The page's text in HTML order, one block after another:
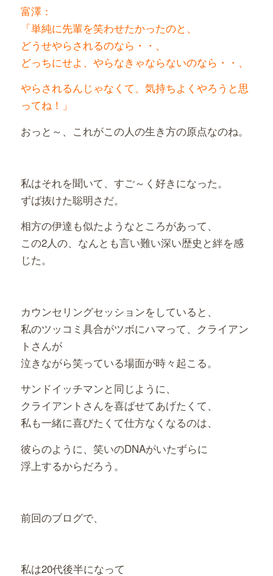
富澤：
「単純に先輩を笑わせたかったのと、
どうせやらされるのなら・・、
どっちにせよ、やらなきゃならないのなら・・、
やらされるんじゃなくて、気持ちよくやろうと思
ってね！」
おっと～、これがこの人の生き方の原点なのね。
私はそれを聞いて、すご～く好きになった。
ずば抜けた聡明さだ。
相方の伊達も似たようなところがあって、
この2人の、なんとも言い難い深い歴史と絆を感
じた。
カウンセリングセッションをしていると、
私のツッコミ具合がツボにハマって、クライアン
トさんが
泣きながら笑っている場面が時々起こる。
サンドイッチマンと同じように、
クライアントさんを喜ばせてあげたくて、
私も一緒に喜びたくて仕方なくなるのは、
彼らのように、笑いのDNAがいたずらに
浮上するからだろう。
前回のブログで、
私は20代後半になって